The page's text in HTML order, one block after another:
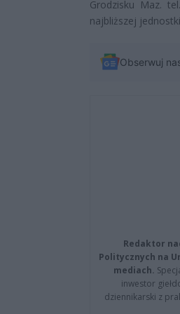
Grodzisku Maz.
najbliższej
Obserwuj
Redaktor
Politycznych na
mediach.
inwestor
dziennikarski z